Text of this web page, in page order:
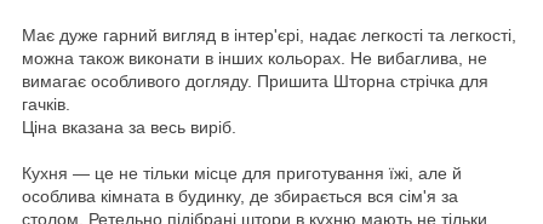
Має дуже гарний вигляд в інтер'єрі, надає легкості та легкості,
можна також виконати в інших кольорах. Не вибаглива, не
вимагає особливого догляду. Пришита Шторна стрічка для
гачків.
Ціна вказана за весь виріб
Кухня — це не тільки місце для приготування їжі, але й
особлива кімната в будинку, де збирається вся сім'я за
столом. Ретельно підібрані штори в кухню мають не тільки